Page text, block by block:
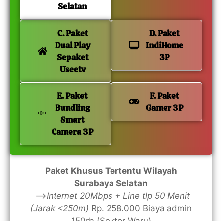
Selatan
C. Paket
Dual Play
Sepaket
Useetv
D. Paket
IndiHome
3P
E. Paket
Bundling
Smart
Camera 3P
F. Paket
Gamer 3P
Paket Khusus Tertentu Wilayah
Surabaya Selatan
—>Internet 20Mbps + Line tlp 50 Menit
(Jarak <250m) Rp. 258.000 Biaya admin